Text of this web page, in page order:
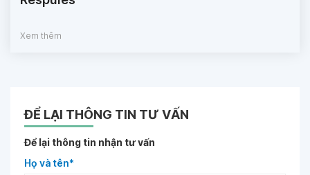
Xem thêm
ĐỂ LẠI THÔNG TIN TƯ VẤN
Để lại thông tin nhận tư vấn
Họ và tên*